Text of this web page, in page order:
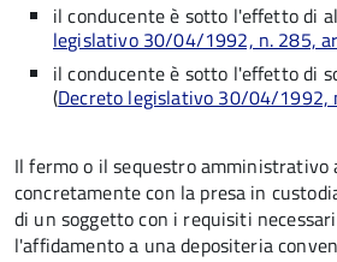
il conducente è sotto l'effetto di
legislativo 30/04/1992, n. 285,
il conducente è sotto l'effetto di
(Decreto legislativo 30/04/1992,
Il fermo o il sequestro amministrativo
concretamente con la presa in
di un soggetto con i requisiti
l'affidamento a una depositeria